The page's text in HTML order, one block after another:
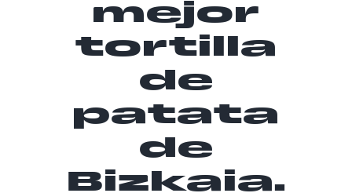
mejor
tortilla
de
patata
de
Bizkaia.